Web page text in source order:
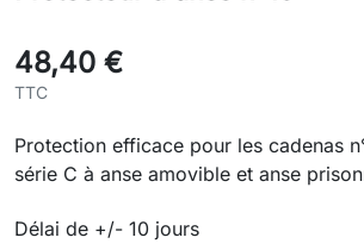
48,40 €
TTC
Protection efficace pour les cadenas
série C à anse amovible et anse
Délai de +/- 10 jours